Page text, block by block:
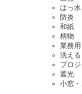
はっ水
防炎
和紙
柄物
業務用
洗える
プロ
遮光
小窓・